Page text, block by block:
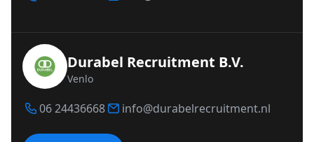
Durabel Recruitment B.V.
Venlo
06 24436668 info@durabelrecruitment.nl